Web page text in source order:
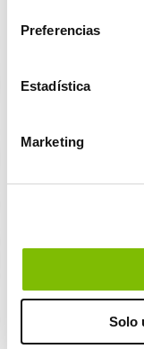
Preferencias
Estadística
Marketing
Solo
DESCUBRE
y a través de
Además, sólo
océanos de la
Reutilizable y